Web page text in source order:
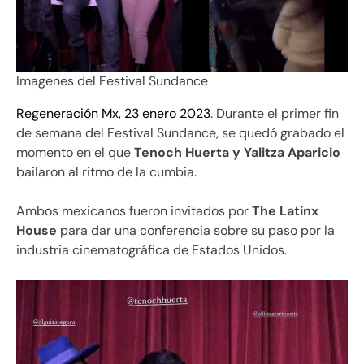
Imagenes del Festival Sundance
Regeneración Mx, 23 enero 2023. Durante el primer fin
de semana del Festival Sundance, se quedó grabado el
momento en el queTenoch Huerta y Yalitza Aparicio
bailaron al ritmo de la cumbia.
Ambos mexicanos fueron invitados porThe Latinx
House para dar una conferencia sobre su paso por la
industria cinematográfica de Estados Unidos.